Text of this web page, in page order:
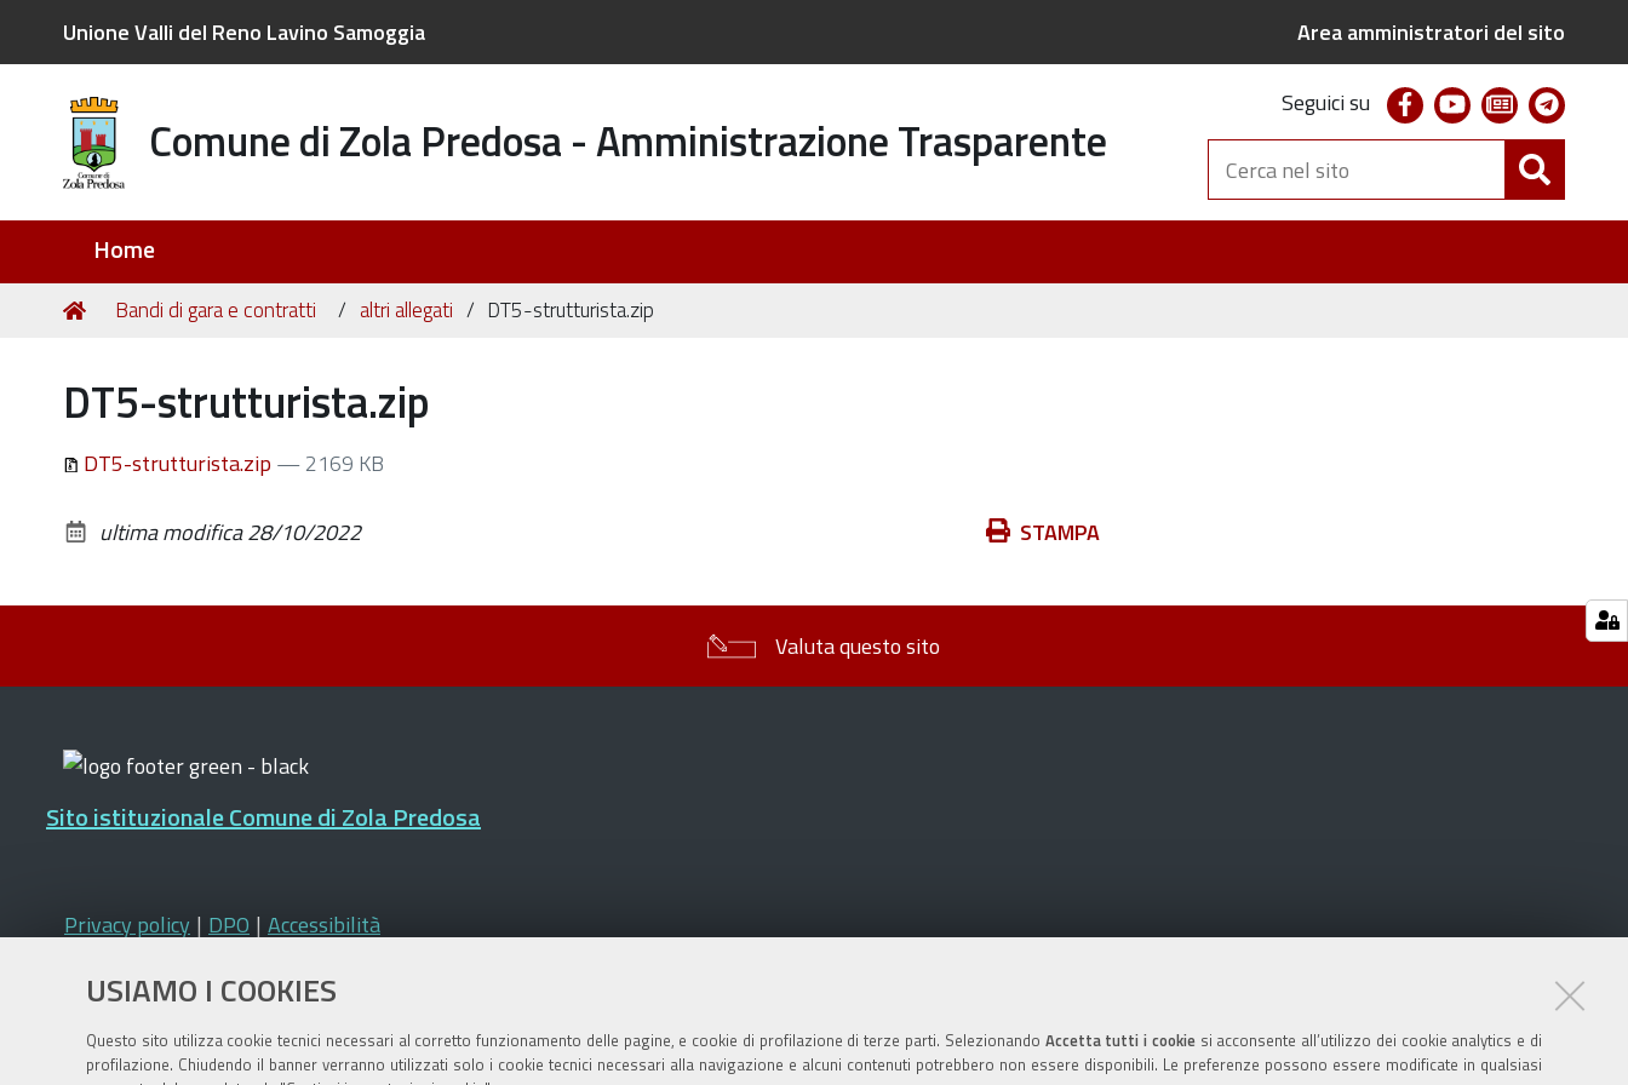
USIAMO I COOKIES
Questo sito utilizza cookie tecnici necessari al corretto funzionamento delle pagine, e cookie di profilazione di terze parti. Selezionando Accetta tutti i cookiesi acconsente all’utilizzo dei cookie analytics e di
profilazione. Chiudendo il banner verranno utilizzati solo i cookie tecnici necessari alla navigazione e alcuni contenuti potrebbero non essere disponibili. Le preferenze possono essere modificate in qualsiasi
Unione Valli del Reno Lavino Samoggia Area amministratori del sito
Comune di Zola Predosa - Amministrazione Trasparente
Seguici su facebookyoutubenewsletter
Cerca
nel
sito
Home
Tu
Home
Bandi di gara e contratti altri allegati DT5-strutturista.zip
DT5-strutturista.zip
DT5-strutturista.zip — 2169 KB
Azioni STAMPA
ultima modifica28/10/2022
Valuta questo sito
Sito istituzionale Comune di Zola Predosa
Privacy policy | DPO | Accessibilità